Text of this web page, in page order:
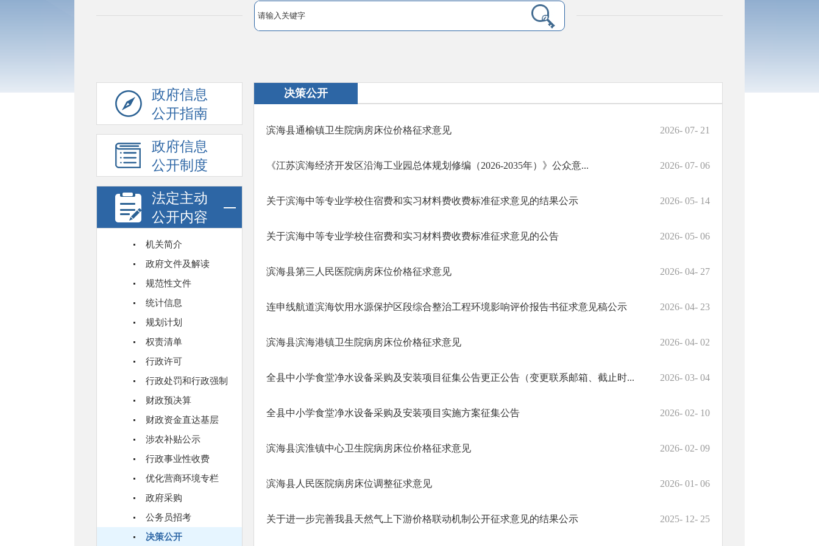
政府信息
公开指南
政府信息
公开制度
法定主动
公开内容
机关简介
政府文件及解读
规范性文件
统计信息
规划计划
权责清单
行政许可
行政处罚和行政强制
财政预决算
财政资金直达基层
涉农补贴公示
行政事业性收费
优化营商环境专栏
政府采购
公务员招考
决策公开
决策公开
滨海县通榆镇卫生院病房床位价格征求意见 2026- 07- 21
《江苏滨海经济开发区沿海工业园总体规划修编（2026-2035年）》公众意... 2026- 07- 06
关于滨海中等专业学校住宿费和实习材料费收费标准征求意见的结果公示 2026- 05- 14
关于滨海中等专业学校住宿费和实习材料费收费标准征求意见的公告 2026- 05- 06
滨海县第三人民医院病房床位价格征求意见 2026- 04- 27
连申线航道滨海饮用水源保护区段综合整治工程环境影响评价报告书征求意见稿公示 2026- 04- 23
滨海县滨海港镇卫生院病房床位价格征求意见 2026- 04- 02
全县中小学食堂净水设备采购及安装项目征集公告更正公告（变更联系邮箱、截止时... 2026- 03- 04
全县中小学食堂净水设备采购及安装项目实施方案征集公告 2026- 02- 10
滨海县滨淮镇中心卫生院病房床位价格征求意见 2026- 02- 09
滨海县人民医院病房床位调整征求意见 2026- 01- 06
关于进一步完善我县天然气上下游价格联动机制公开征求意见的结果公示 2025- 12- 25